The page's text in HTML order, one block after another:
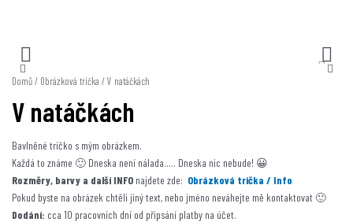
Domů/ Obrázková trička / V natáčkách
V natáčkách
Bavlněné tričko s mým obrázkem.
Každá to známe 🙂 Dneska není nálada….. Dneska nic nebude! 😀
Rozměry, barvy a další INFO najdete zde: Obrázková trička / Info
Pokud byste na obrázek chtěli jiný text, nebo jméno neváhejte mě kontaktovat 🙂
Dodání: cca 10 pracovních dní od připsání platby na účet.